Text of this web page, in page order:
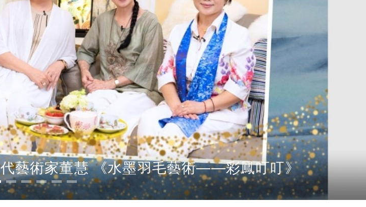
第二十八集 愛情：香港當代藝術家董慧 《水墨羽毛藝